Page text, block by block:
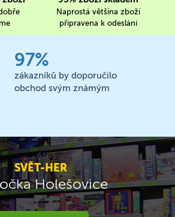
Naprostá většina zboží
připravena k odeslání
97%
zákazníků by doporučilo
obchod svým známým
SVĚT-HER
Holešovice